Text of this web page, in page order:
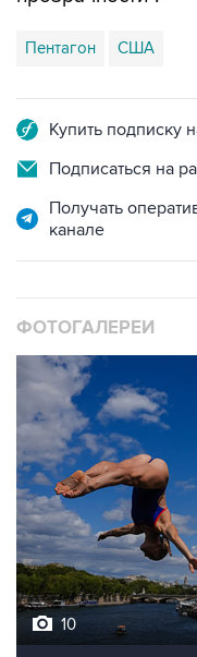
Пентагон США
Купить подписку
Подписаться на
Получать
канале
ФОТОГАЛЕРЕИ
10